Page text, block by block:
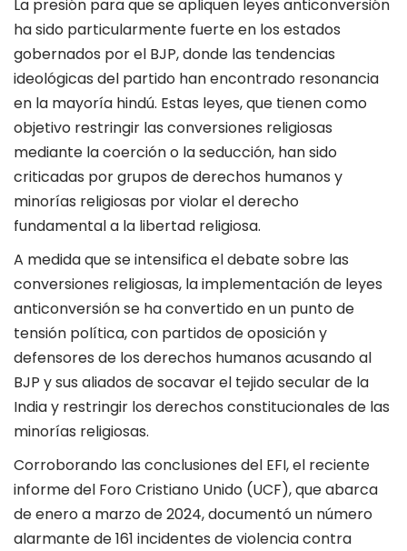
La presión para que se apliquen leyes anticonversión
ha sido particularmente fuerte en los estados
gobernados por el BJP, donde las tendencias
ideológicas del partido han encontrado resonancia
en la mayoría hindú. Estas leyes, que tienen como
objetivo restringir las conversiones religiosas
mediante la coerción o la seducción, han sido
criticadas por grupos de derechos humanos y
minorías religiosas por violar el derecho
fundamental a la libertad religiosa.
A medida que se intensifica el debate sobre las
conversiones religiosas, la implementación de leyes
anticonversión se ha convertido en un punto de
tensión política, con partidos de oposición y
defensores de los derechos humanos acusando al
BJP y sus aliados de socavar el tejido secular de la
India y restringir los derechos constitucionales de las
minorías religiosas.
Corroborando las conclusiones del EFI, el reciente
informe del Foro Cristiano Unido (UCF), que abarca
de enero a marzo de 2024, documentó un número
alarmante de 161 incidentes de violencia contra